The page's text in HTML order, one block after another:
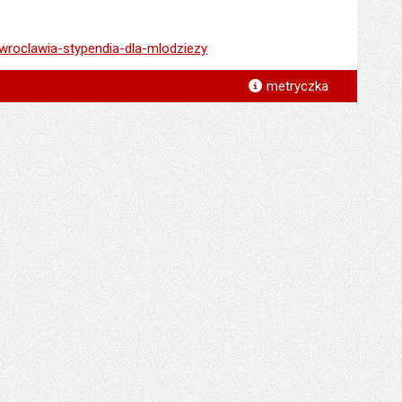
stypendia-dla-mlodziezy
metryczka